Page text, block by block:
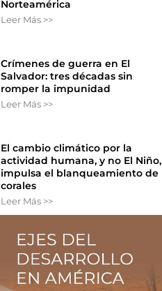
Norteamérica
Leer Más >>
Crímenes de guerra en El
Salvador: tres décadas sin
romper la impunidad
Leer Más >>
El cambio climático por la
actividad humana, y no El Niño,
impulsa el blanqueamiento de
corales
Leer Más >>